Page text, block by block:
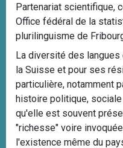
Partenariat scientifique,
Office fédéral de la
plurilinguisme de
La diversité des
la Suisse et pour ses
particulière, notamment
histoire politique,
qu'elle est souvent
"richesse" voire
l'existence même du